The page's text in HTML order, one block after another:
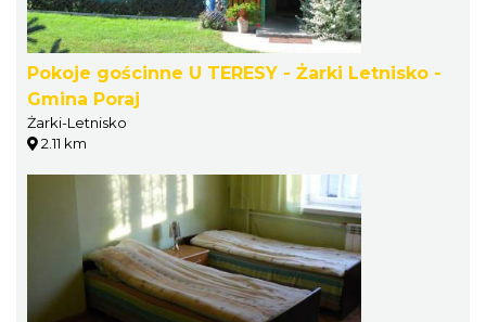
Pokoje gościnne U TERESY - Żarki Letnisko -
Gmina Poraj
Żarki-Letnisko
2.11 km